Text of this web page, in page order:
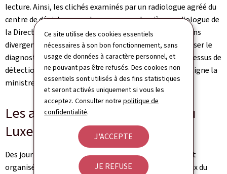
Ce site utilise des cookies essentiels
nécessaires à son bon fonctionnement, sans
usage de données à caractère personnel, et
ne pouvant pas être refusés. Des cookies non
essentiels sont utilisés à des fins statistiques
et seront activés uniquement si vous les
acceptez. Consulter notrepolitique de
confidentialité.
J'ACCEPTE
JE REFUSE
lecture. Ainsi, les clichés examinés par un radiologue agréé du
centre de dépistage, sont revus par un deuxième radiologue de
la Direction de la santé. Lorsque ces deux interprétations
divergent, une troisième lecture est réalisée afin de poser le
diagnostic. Cette méthode permet d'optimiser le processus de
détection dans l'intérêt des femmes concernées",souligne la
ministre Martine Deprez.
Les actions de sensibilisation au
Luxembourg
Des journées de sensibilisation et d'information seront
organisées au Luxembourg, dans les différents hôpitaux du